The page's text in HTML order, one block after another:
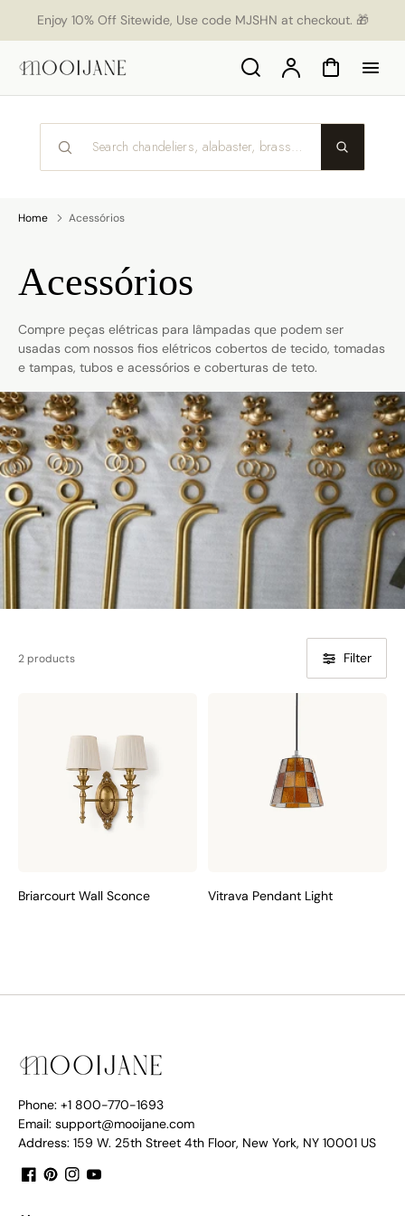
Enjoy 10% Off Sitewide, Use code MJSHN at checkout. 🎁
Search AccountCart
Home Acessórios
Collection:
Acessórios
Compre peças elétricas para lâmpadas que podem ser
usadas com nossos fios elétricos cobertos de tecido, tomadas
e tampas, tubos e acessórios e coberturas de teto.
2 products Filter
Briarcourt Wall Sconce Vitrava Pendant Light
Phone: +1 800-770-1693
Email: support@mooijane.com
Address: 159 W. 25th Street 4th Floor, New York, NY 10001 US